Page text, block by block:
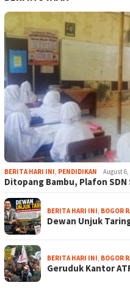
BERITA HARI INI, PENDIDIKAN August 6,
Ditopang Bambu, Plafon
BERITA HARI INI, BOGOR
Dewan Unjuk
BERITA HARI INI, BOGOR
Geruduk Kantor